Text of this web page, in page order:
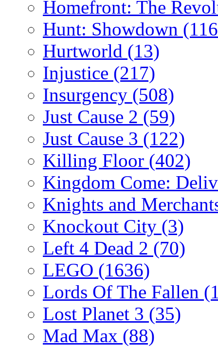
Homefront: The
Hunt: Showdown
Hurtworld (13)
Injustice (217)
Insurgency (508)
Just Cause 2 (59)
Just Cause 3 (122)
Killing Floor (402)
Kingdom Come:
Knights and
Knockout City (3)
Left 4 Dead 2 (70)
LEGO (1636)
Lords Of The Fallen
Lost Planet 3 (35)
Mad Max (88)